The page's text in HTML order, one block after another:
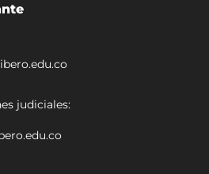
judiciales: